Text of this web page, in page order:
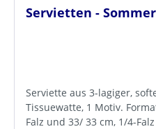
Servietten -
Serviette aus 3-lagiger,
Tissuewatte, 1 Motiv.
Falz und 33/ 33 cm, 1/4-Falz